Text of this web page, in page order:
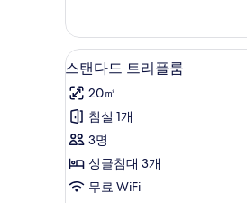
모
두
보
기
싱
글
룸
세
히
보
기
스
탠
다
드
트
리
8
스탠다드 트리플룸
20㎡
침실 1개
3명
싱글침대 3개
무료 WiFi